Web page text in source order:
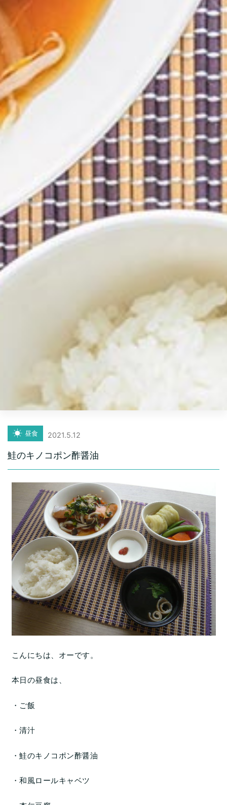
昼食 2021.5.12
鮭のキノコポン酢醤油
こんにちは、オーです。
本日の昼食は、
・ご飯
・清汁
・鮭のキノコポン酢醤油
・和風ロールキャベツ